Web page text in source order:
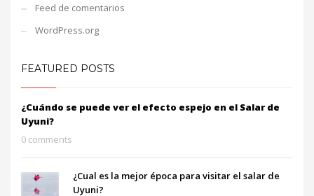
Feed de comentarios
WordPress.org
FEATURED POSTS
¿Cuándo se puede ver el efecto espejo en el Salar de
Uyuni?
0 comments
¿Cual es la mejor época para visitar el salar de
Uyuni?